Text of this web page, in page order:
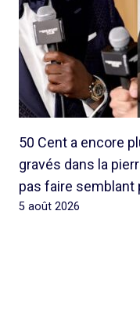
50 Cent a encore
gravés dans la
pas faire semblant
5 août 2026